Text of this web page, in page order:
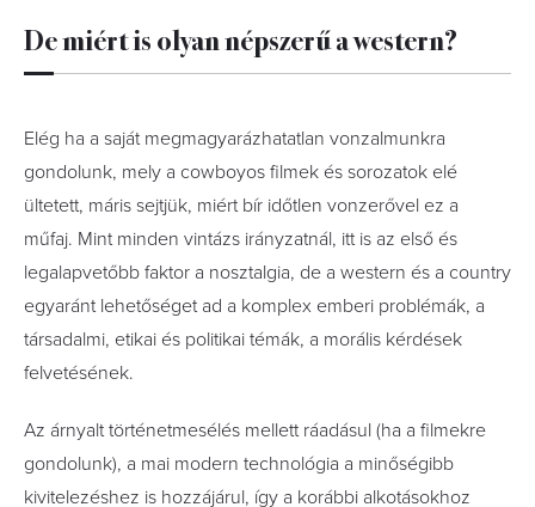
De miért is olyan népszerű a western?
Elég ha a saját megmagyarázhatatlan vonzalmunkra
gondolunk, mely a cowboyos filmek és sorozatok elé
ültetett, máris sejtjük, miért bír időtlen vonzerővel ez a
műfaj. Mint minden vintázs irányzatnál, itt is az első és
legalapvetőbb faktor a nosztalgia, de a western és a country
egyaránt lehetőséget ad a komplex emberi problémák, a
társadalmi, etikai és politikai témák, a morális kérdések
felvetésének.
Az árnyalt történetmesélés mellett ráadásul (ha a filmekre
gondolunk), a mai modern technológia a minőségibb
kivitelezéshez is hozzájárul, így a korábbi alkotásokhoz